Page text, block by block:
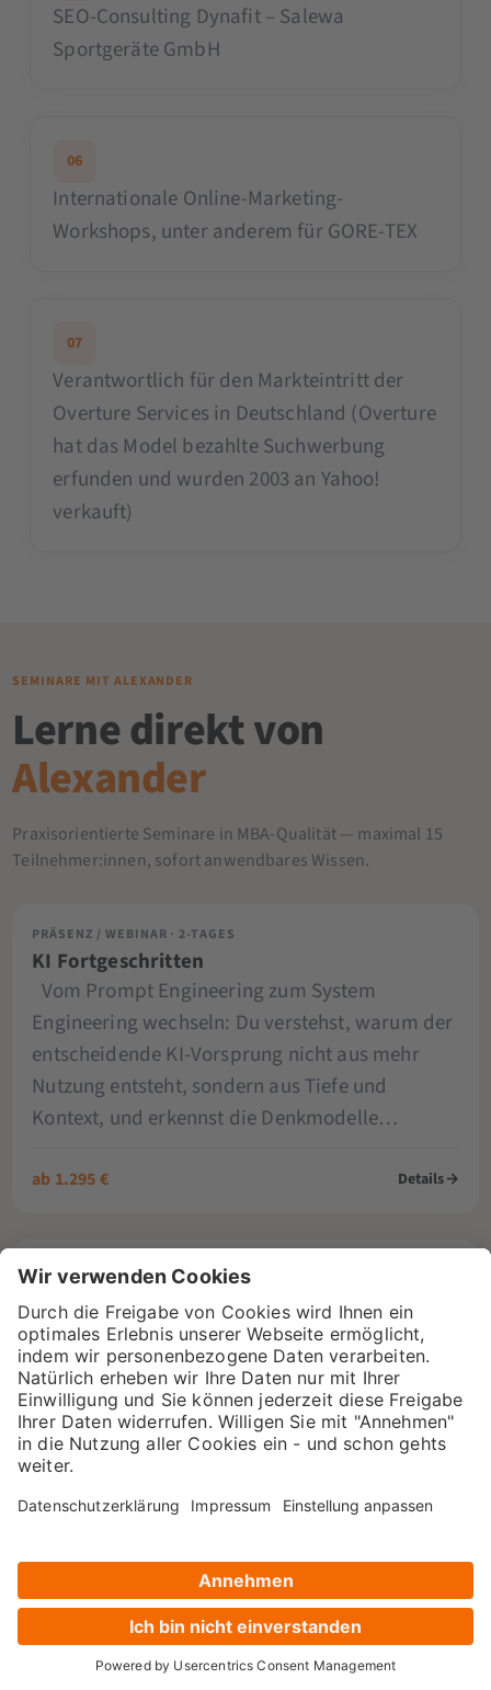
SEO-Consulting Dynafit – Salewa
Sportgeräte GmbH
06
Internationale Online-Marketing-
Workshops, unter anderem für GORE-TEX
07
Verantwortlich für den Markteintritt der
Overture Services in Deutschland (Overture
hat das Model bezahlte Suchwerbung
erfunden und wurden 2003 an Yahoo!
verkauft)
SEMINARE MIT ALEXANDER
Lerne direkt von
Alexander
Praxisorientierte Seminare in MBA-Qualität — maximal 15
Teilnehmer:innen, sofort anwendbares Wissen.
PRÄSENZ / WEBINAR · 2-TAGES
KI Fortgeschritten
Vom Prompt Engineering zum System
Engineering wechseln: Du verstehst, warum der
entscheidende KI-Vorsprung nicht aus mehr
Nutzung entsteht, sondern aus Tiefe und
Kontext, und erkennst die Denkmodelle…
ab 1.295 € Details→
PRÄSENZ / WEBINAR · 2-TAGES
Die Grundlagen hast du. In diesem Seminar
gehst du einen Schritt weiter: Du arbeitest mit
echten Tool-Daten, analysierst deine KI-
Sichtbarkeit im Detail und leitest daraus
konkrete Maßnahmen ab.…
ab 1.295 € Details
PRÄSENZ / WEBINAR · 2-TAGES
Ziel des Seminars ist es, dir zu erklären, wie sich